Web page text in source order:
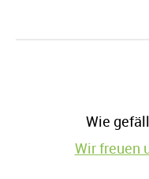
Wie
Wir freuen